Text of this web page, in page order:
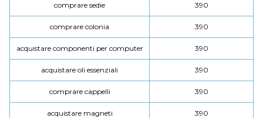
comprare sedie 390
comprare colonia 390
acquistare componenti per computer 390
acquistare oli essenziali 390
comprare cappelli 390
acquistare magneti 390